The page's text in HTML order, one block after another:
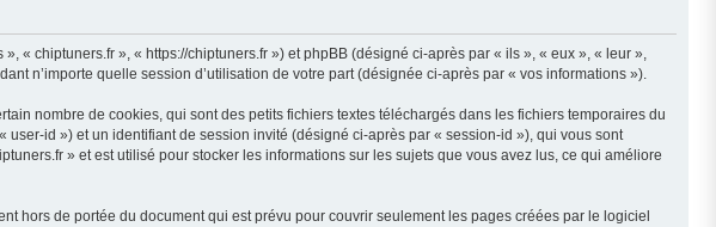
« chiptuners.fr », « https://chiptuners.fr ») et phpBB (désigné ci-après par « ils », « eux », « leur »,
n’importe quelle session d’utilisation de votre part (désignée ci-après par « vos informations »).
nombre de cookies, qui sont des petits fichiers textes téléchargés dans les fichiers temporaires du
id ») et un identifiant de session invité (désigné ci-après par « session-id »), qui vous sont
» et est utilisé pour stocker les informations sur les sujets que vous avez lus, ce qui améliore
hors de portée du document qui est prévu pour couvrir seulement les pages créées par le logiciel